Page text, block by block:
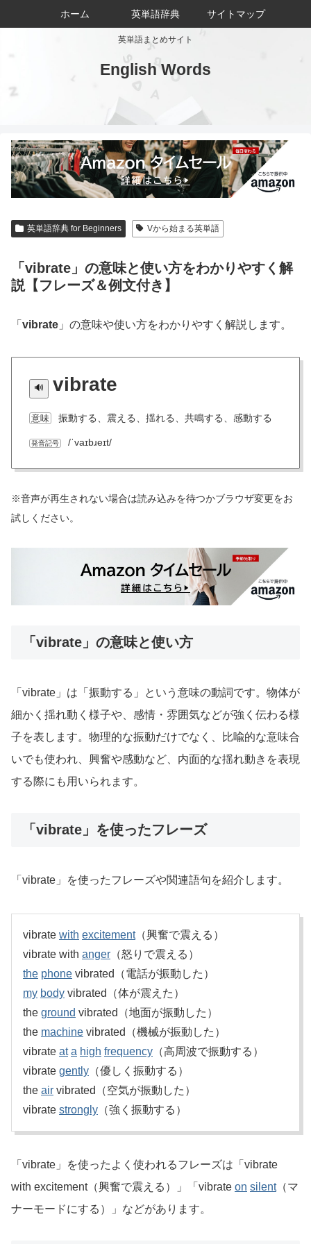
英単語まとめサイト
English Words
ホーム 英単語辞典 サイトマップ
英単語辞典 for Beginners Vから始まる英単語
「vibrate」の意味と使い方をわかりやすく解
説【フレーズ＆例文付き】
「 vibrate 」の意味や使い方をわかりやすく解説します。
vibrate
意味 振動する、震える、揺れる、共鳴する、感動する
発音記号 /ˈvaɪbɹeɪt/
※音声が再生されない場合は読み込みを待つかブラウザ変更をお
試しください。
「vibrate」の意味と使い方
「vibrate」は「振動する」という意味の動詞です。物体が
細かく揺れ動く様子や、感情・雰囲気などが強く伝わる様
子を表します。物理的な振動だけでなく、比喩的な意味合
いでも使われ、興奮や感動など、内面的な揺れ動きを表現
する際にも用いられます。
「vibrate」を使ったフレーズ
「vibrate」を使ったフレーズや関連語句を紹介します。
vibrate with excitement（興奮で震える）
vibrate with anger （怒りで震える）
the phone vibrated（電話が振動した）
my body vibrated（体が震えた）
the ground vibrated（地面が振動した）
the machine vibrated（機械が振動した）
vibrate at a high frequency （高周波で振動する）
vibrate gently （優しく振動する）
the air vibrated（空気が振動した）
vibrate strongly （強く振動する）
「vibrate」を使ったよく使われるフレーズは「vibrate
with excitement（興奮で震える）」「vibrate on silent（マ
ナーモードにする）」などがあります。